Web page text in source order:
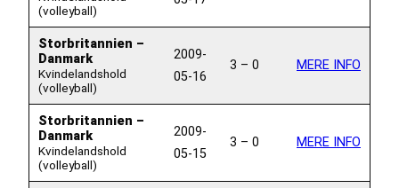
(volleyball)
Storbritannien –
Danmark
Kvindelandshold
(volleyball)
2009-
05-16
3 – 0 MERE INFO
Storbritannien –
Danmark
Kvindelandshold
(volleyball)
2009-
05-15
3 – 0 MERE INFO